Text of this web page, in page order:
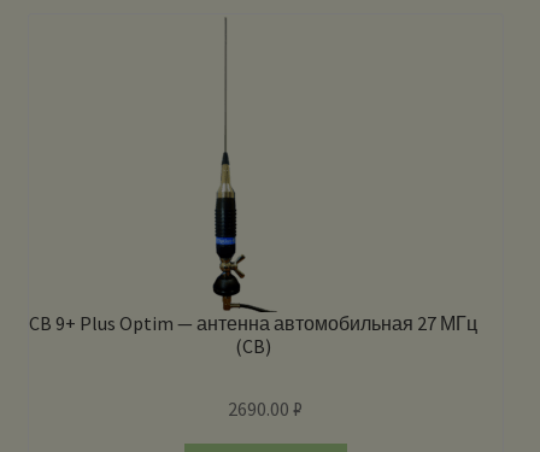
CB 9+ Plus Optim — антенна автомобильная 27 МГц
(CB)
2690.00₽